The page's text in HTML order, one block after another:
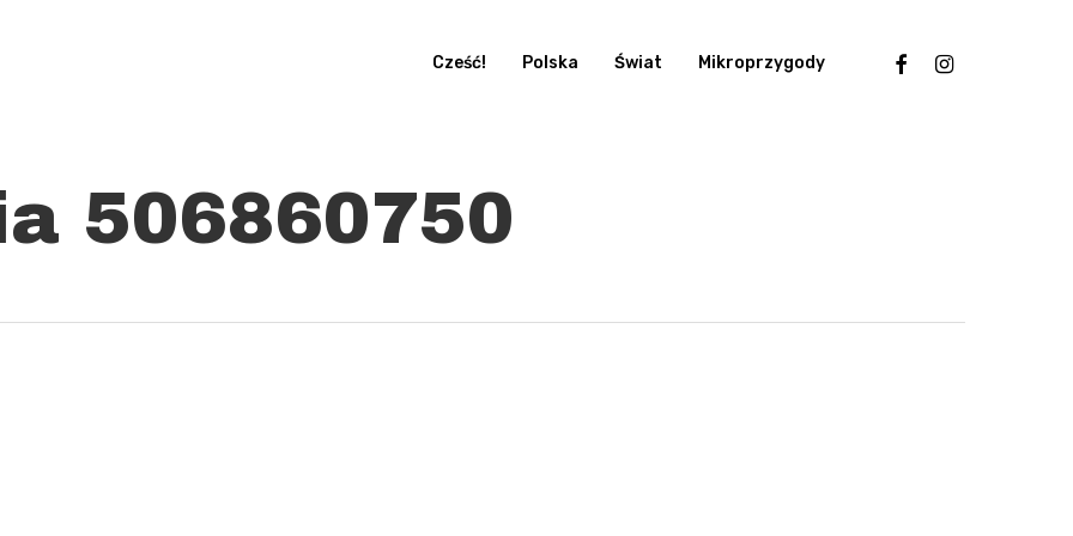
Cześć! Polska Świat Mikroprzygody facebookinstagram
506860750